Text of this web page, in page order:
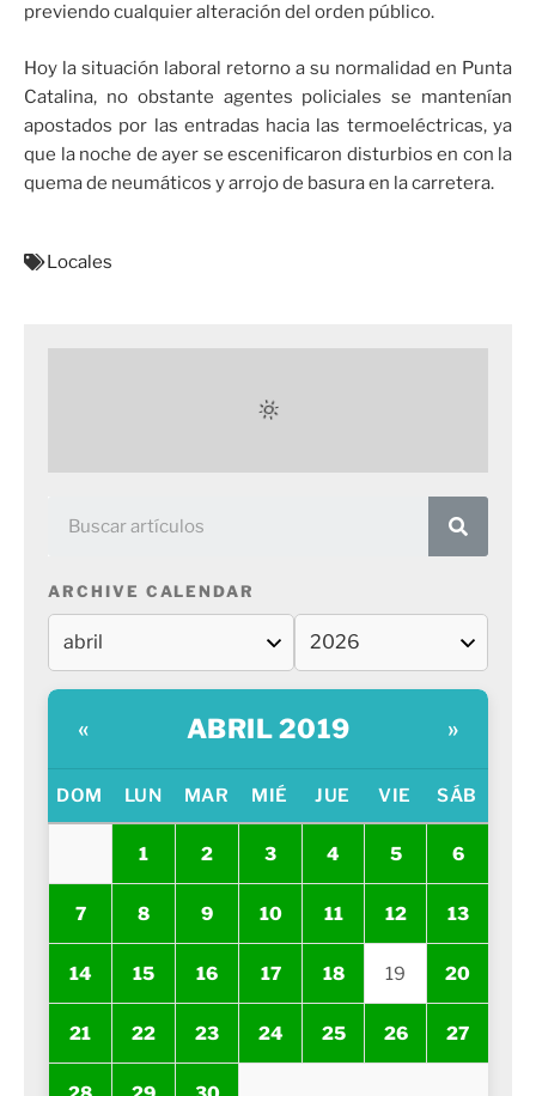
previendo cualquier alteración del orden público.
Hoy la situación laboral retorno a su normalidad en Punta
Catalina, no obstante agentes policiales se mantenían
apostados por las entradas hacia las termoeléctricas, ya
que la noche de ayer se escenificaron disturbios en con la
quema de neumáticos y arrojo de basura en la carretera.
Locales
ARCHIVE CALENDAR
« ABRIL 2019 »
DOM LUN MAR MIÉ JUE VIE SÁB
1 2 3 4 5 6
7 8 9 10 11 12 13
14 15 16 17 18 19 20
21 22 23 24 25 26 27